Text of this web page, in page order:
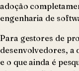
adoção
engenharia de
Para gestores de
desenvolvedores, a
e o que ainda é